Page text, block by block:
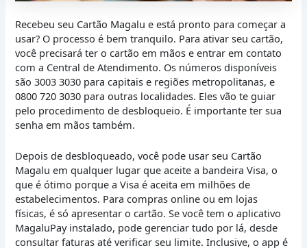
Recebeu seu Cartão Magalu e está pronto para começar a
usar? O processo é bem tranquilo. Para ativar seu cartão,
você precisará ter o cartão em mãos e entrar em contato
com a Central de Atendimento. Os números disponíveis
são 3003 3030 para capitais e regiões metropolitanas, e
0800 720 3030 para outras localidades. Eles vão te guiar
pelo procedimento de desbloqueio. É importante ter sua
senha em mãos também.
Depois de desbloqueado, você pode usar seu Cartão
Magalu em qualquer lugar que aceite a bandeira Visa, o
que é ótimo porque a Visa é aceita em milhões de
estabelecimentos. Para compras online ou em lojas
físicas, é só apresentar o cartão. Se você tem o aplicativo
MagaluPay instalado, pode gerenciar tudo por lá, desde
consultar faturas até verificar seu limite. Inclusive, o app é